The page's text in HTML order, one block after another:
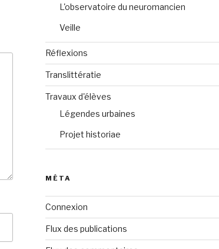
L'observatoire du neuromancien
Veille
Réflexions
Translittératie
Travaux d'élèves
Légendes urbaines
Projet historiae
MÉTA
Connexion
Flux des publications